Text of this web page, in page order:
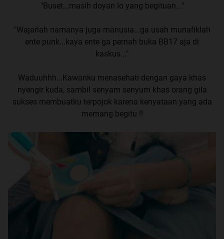
"Buset...masih doyan lo yang begituan..."
"Wajarlah namanya juga manusia...ga usah munafiklah
ente punk...kaya ente ga pernah buka BB17 aja di
kaskus..."
Waduuhhh...Kawanku menasehati dengan gaya khas
nyengir kuda, sambil senyam senyum khas orang gila
sukses membuatku terpojok karena kenyataan yang ada
memang begitu !!